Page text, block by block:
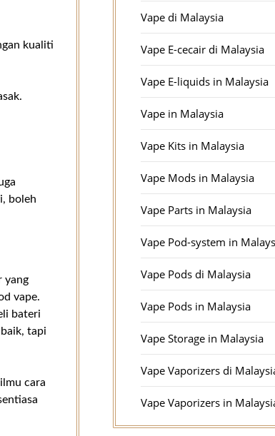
kualiti
boleh
yang
vape.
bateri
tapi
cara
Vape di Malaysia
Vape E-cecair di Malaysia
Vape E-liquids in Malaysia
Vape in Malaysia
Vape Kits in Malaysia
Vape Mods in Malaysia
Vape Parts in Malaysia
Vape Pod-system in
Vape Pods di Malaysia
Vape Pods in Malaysia
Vape Storage in Malaysia
Vape Vaporizers di
Vape Vaporizers in